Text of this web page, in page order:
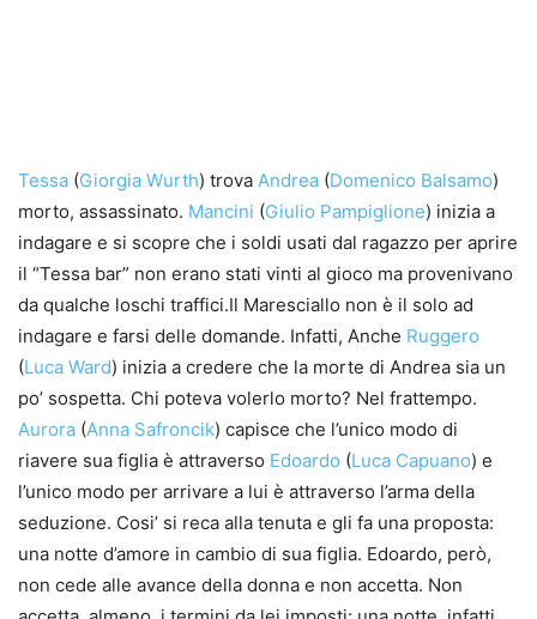
Tessa (Giorgia Wurth) trova Andrea (Domenico Balsamo)
morto, assassinato. Mancini (Giulio Pampiglione) inizia a
indagare e si scopre che i soldi usati dal ragazzo per aprire
il “Tessa bar” non erano stati vinti al gioco ma provenivano
da qualche loschi traffici.Il Maresciallo non è il solo ad
indagare e farsi delle domande. Infatti, Anche Ruggero
(Luca Ward) inizia a credere che la morte di Andrea sia un
po’ sospetta. Chi poteva volerlo morto? Nel frattempo.
Aurora (Anna Safroncik) capisce che l’unico modo di
riavere sua figlia è attraverso Edoardo (Luca Capuano) e
l’unico modo per arrivare a lui è attraverso l’arma della
seduzione. Cosi’ si reca alla tenuta e gli fa una proposta:
una notte d’amore in cambio di sua figlia. Edoardo, però,
non cede alle avance della donna e non accetta. Non